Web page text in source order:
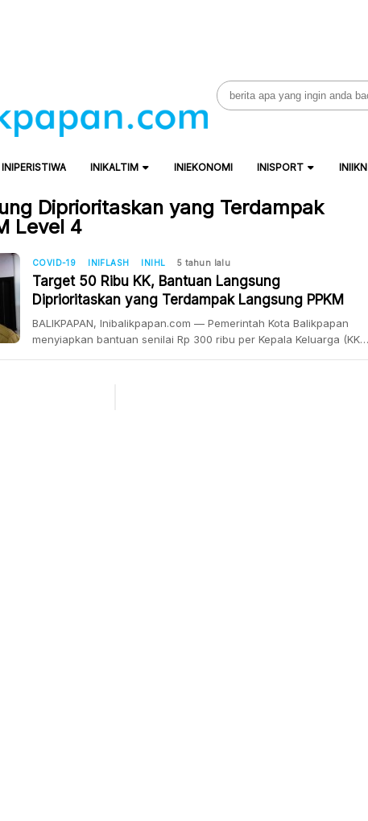
Search
for:
INIPERISTIWA INIKALTIM INIEKONOMI INISPORT INIIKN
Diprioritaskan yang Terdampak
Level 4
COVID-19 INIFLASH INIHL 5 tahun lalu
Target 50 Ribu KK, Bantuan Langsung
Diprioritaskan yang Terdampak Langsung PPKM
Level 4
BALIKPAPAN, Inibalikpapan.com — Pemerintah Kota Balikpapan
menyiapkan bantuan senilai Rp 300 ribu per Kepala Keluarga (KK)